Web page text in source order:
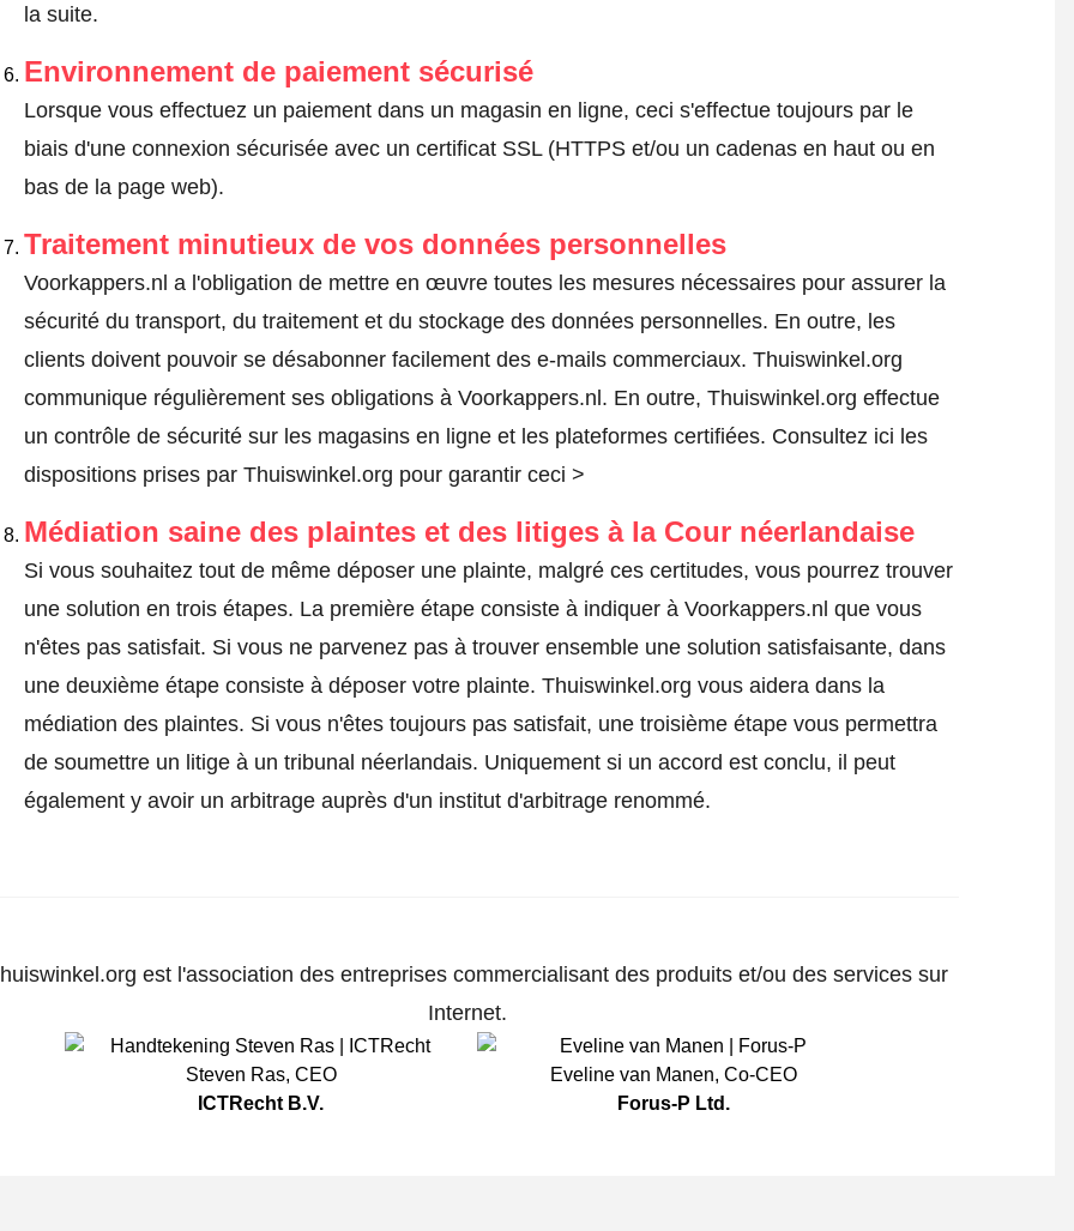
la suite.
Environnement de paiement sécurisé
Lorsque vous effectuez un paiement dans un magasin en ligne, ceci s'effectue toujours par le
biais d'une connexion sécurisée avec un certificat SSL (HTTPS et/ou un cadenas en haut ou en
bas de la page web).
Traitement minutieux de vos données personnelles
Voorkappers.nl a l'obligation de mettre en œuvre toutes les mesures nécessaires pour assurer la
sécurité du transport, du traitement et du stockage des données personnelles. En outre, les
clients doivent pouvoir se désabonner facilement des e-mails commerciaux. Thuiswinkel.org
communique régulièrement ses obligations à Voorkappers.nl. En outre, Thuiswinkel.org effectue
un contrôle de sécurité sur les magasins en ligne et les plateformes certifiées. Consultez ici les
dispositions prises par Thuiswinkel.org pour garantir ceci >
Médiation saine des plaintes et des litiges à la Cour néerlandaise
Si vous souhaitez tout de même déposer une plainte, malgré ces certitudes, vous pourrez trouver
une solution en trois étapes. La première étape consiste à indiquer à Voorkappers.nl que vous
n'êtes pas satisfait. Si vous ne parvenez pas à trouver ensemble une solution satisfaisante, dans
une deuxième étape consiste à déposer votre plainte. Thuiswinkel.org vous aidera dans la
médiation des plaintes. Si vous n'êtes toujours pas satisfait, une troisième étape vous permettra
de soumettre un litige à un tribunal néerlandais. Uniquement si un accord est conclu, il peut
également y avoir un arbitrage auprès d'un institut d'arbitrage renommé.
est l'association des entreprises commercialisant des produits et/ou des services sur
Internet.
Steven Ras, CEO
ICTRecht B.V.
Eveline van Manen, Co-CEO
Forus-P Ltd.